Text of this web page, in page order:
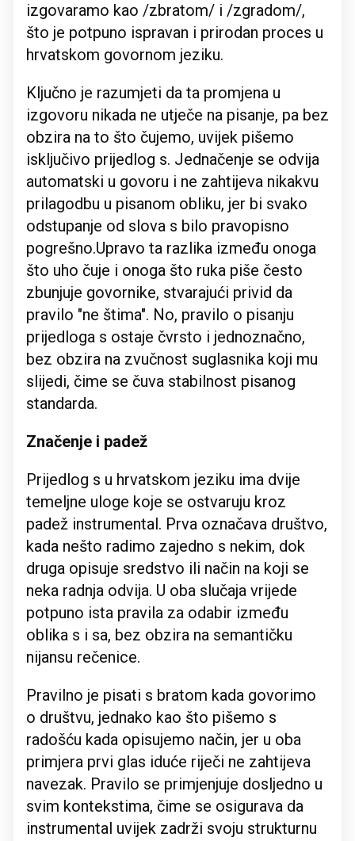
izgovaramo kao /zbratom/ i /zgradom/,
što je potpuno ispravan i prirodan proces u
hrvatskom govornom jeziku.
Ključno je razumjeti da ta promjena u
izgovoru nikada ne utječe na pisanje, pa bez
obzira na to što čujemo, uvijek pišemo
isključivo prijedlog s. Jednačenje se odvija
automatski u govoru i ne zahtijeva nikakvu
prilagodbu u pisanom obliku, jer bi svako
odstupanje od slova s bilo pravopisno
pogrešno.Upravo ta razlika između onoga
što uho čuje i onoga što ruka piše često
zbunjuje govornike, stvarajući privid da
pravilo "ne štima". No, pravilo o pisanju
prijedloga s ostaje čvrsto i jednoznačno,
bez obzira na zvučnost suglasnika koji mu
slijedi, čime se čuva stabilnost pisanog
standarda.
Značenje i padež
Prijedlog s u hrvatskom jeziku ima dvije
temeljne uloge koje se ostvaruju kroz
padež instrumental. Prva označava društvo,
kada nešto radimo zajedno s nekim, dok
druga opisuje sredstvo ili način na koji se
neka radnja odvija. U oba slučaja vrijede
potpuno ista pravila za odabir između
oblika s i sa, bez obzira na semantičku
nijansu rečenice.
Pravilno je pisati s bratom kada govorimo
o društvu, jednako kao što pišemo s
radošću kada opisujemo način, jer u oba
primjera prvi glas iduće riječi ne zahtijeva
navezak. Pravilo se primjenjuje dosljedno u
svim kontekstima, čime se osigurava da
instrumental uvijek zadrži svoju strukturnu